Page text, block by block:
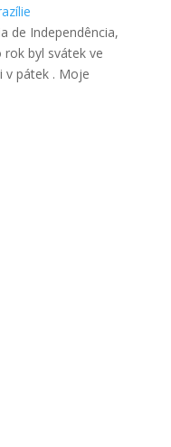
de Independência,
byl svátek ve
v pátek . Moje